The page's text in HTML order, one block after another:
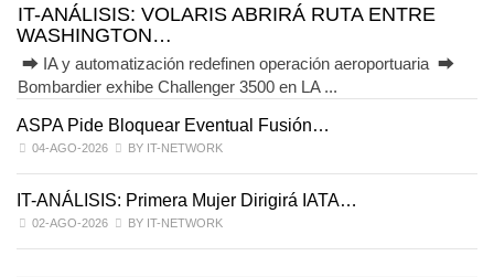
IT-ANÁLISIS: VOLARIS ABRIRÁ RUTA ENTRE
WASHINGTON…
⮕ IA y automatización redefinen operación aeroportuaria ⮕
Bombardier exhibe Challenger 3500 en LA ...
ASPA Pide Bloquear Eventual Fusión…
04-AGO-2026 BY IT-NETWORK
IT-ANÁLISIS: Primera Mujer Dirigirá IATA…
02-AGO-2026 BY IT-NETWORK